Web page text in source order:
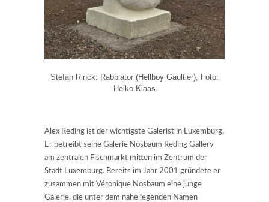
Stefan Rinck: Rabbiator (Hellboy Gaultier), Foto:
Heiko Klaas
Alex Reding ist der wichtigste Galerist in Luxemburg.
Er betreibt seine Galerie Nosbaum Reding Gallery
am zentralen Fischmarkt mitten im Zentrum der
Stadt Luxemburg. Bereits im Jahr 2001 gründete er
zusammen mit Véronique Nosbaum eine junge
Galerie, die unter dem naheliegenden Namen